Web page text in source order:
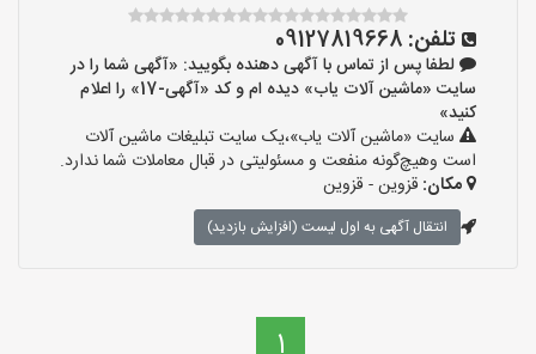
تلفن: 09127819668
لطفا پس از تماس با آگهی دهنده بگویید: «آگهی شما را در
سایت «ماشین آلات یاب» دیده ام و کد «آگهی-17» را اعلام
کنید»
سایت «ماشین آلات یاب»،یک سایت تبلیغات ماشین آلات
است وهیچ‌گونه منفعت و مسئولیتی در قبال معاملات شما ندارد.
مکان: قزوین - قزوین
انتقال آگهی به اول لیست (افزایش بازدید)